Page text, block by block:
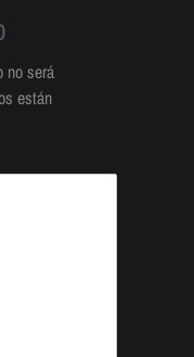
no será
están